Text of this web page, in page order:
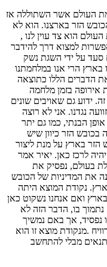
העולם אשר השתוללה אז
הזר בארצנו. הוא לא
הוא צד עוין לנו ,
למצוא דרך להידבר
סעד על ידי השגת נשק
בארץ הרי אנו במלחמתנו
הדברים הללו כתוצאה
אירופה בזמן מלחמה
ידוע גם שאויבים שונים
נגדנו. אני לא רוצה
הבנתי, כמו גם יתר
הזר כיוון שיש
הזר בארץ על מנת ליצור
לרכז כאן. יאיר אמר
בעולם, נפסיק את
את המדיניות של הכובש
נקודת המוצא היתה
בארץ ואם אנחנו נשקוט כאן
בו, הדבר הזה לא
נפסיד, אך באם נמשיך
.מנקודת מוצא זו הוא
מבלי להתחשב